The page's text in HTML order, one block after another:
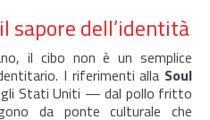
sapore dell’identità
il cibo non è un semplice
I riferimenti alla Soul
Stati Uniti — dal pollo fritto
da ponte culturale che